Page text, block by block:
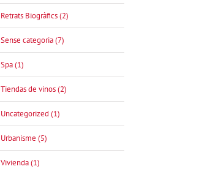
Retrats Biogràfics (2)
Sense categoria (7)
Spa (1)
Tiendas de vinos (2)
Uncategorized (1)
Urbanisme (5)
Vivienda (1)